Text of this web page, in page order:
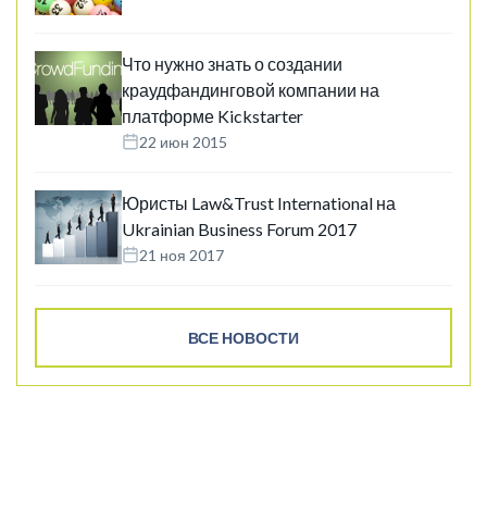
Что нужно знать о создании
краудфандинговой компании на
платформе Kickstarter
22 июн 2015
Юристы Law&Trust International на
Ukrainian Business Forum 2017
21 ноя 2017
ВСЕ НОВОСТИ